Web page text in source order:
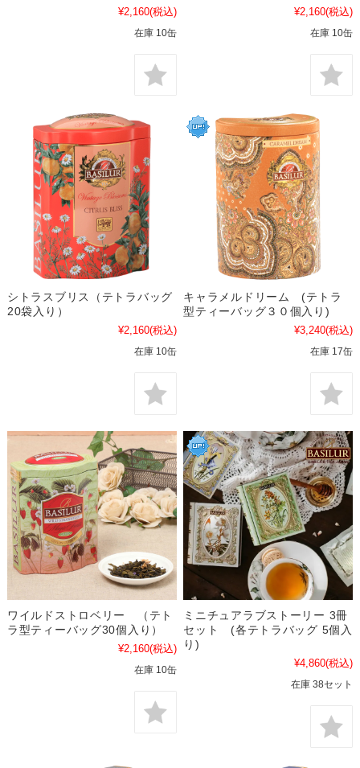
¥2,160(税込)
在庫 10缶
¥2,160(税込)
在庫 10缶
シトラスブリス（テトラバッグ
20袋入り）
¥2,160(税込)
在庫 10缶
キャラメルドリーム (テトラ
型ティーバッグ３０個入り)
¥3,240(税込)
在庫 17缶
ワイルドストロベリー （テト
ラ型ティーバッグ30個入り）
¥2,160(税込)
在庫 10缶
ミニチュアラブストーリー 3冊
セット (各テトラバッグ 5個入
り)
¥4,860(税込)
在庫 38セット